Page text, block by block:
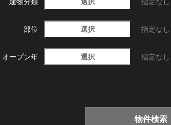
部位 選択 指定なし
オープン年 選択 指定なし
物件検索